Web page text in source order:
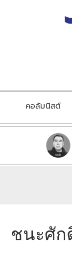
คอลัมนิสต์
ชนะศัก